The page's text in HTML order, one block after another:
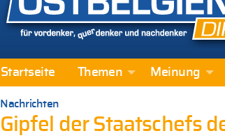
Startseite Themen Meinung
Nachrichten
Gipfel der Staatschefs